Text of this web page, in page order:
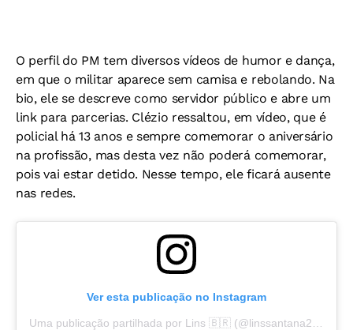
O perfil do PM tem diversos vídeos de humor e dança,
em que o militar aparece sem camisa e rebolando. Na
bio, ele se descreve como servidor público e abre um
link para parcerias. Clézio ressaltou, em vídeo, que é
policial há 13 anos e sempre comemorar o aniversário
na profissão, mas desta vez não poderá comemorar,
pois vai estar detido. Nesse tempo, ele ficará ausente
nas redes.
Ver esta publicação no Instagram